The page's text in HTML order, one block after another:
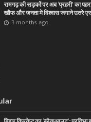
रामगढ़ की सड़कों पर अब ‘प्रहरी’ का
खौफ और जनता में विश्वास जगाने उतरे
3 months ago